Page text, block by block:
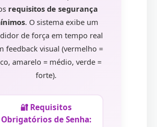
requisitos de segurança
. O sistema exibe um
de força em tempo real
feedback visual (vermelho =
amarelo = médio, verde =
forte).
🔐 Requisitos
Obrigatórios de Senha: